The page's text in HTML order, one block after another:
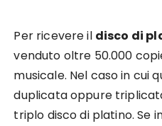
Per ricevere il disco di
venduto oltre 50.000
musicale. Nel caso in cui
duplicata oppure
triplo disco di platino. Se